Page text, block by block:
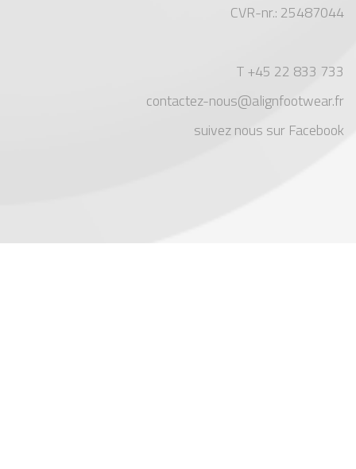
CVR-nr.: 25487044
T +45 22 833 733
contactez-nous@alignfootwear.fr
suivez nous sur Facebook